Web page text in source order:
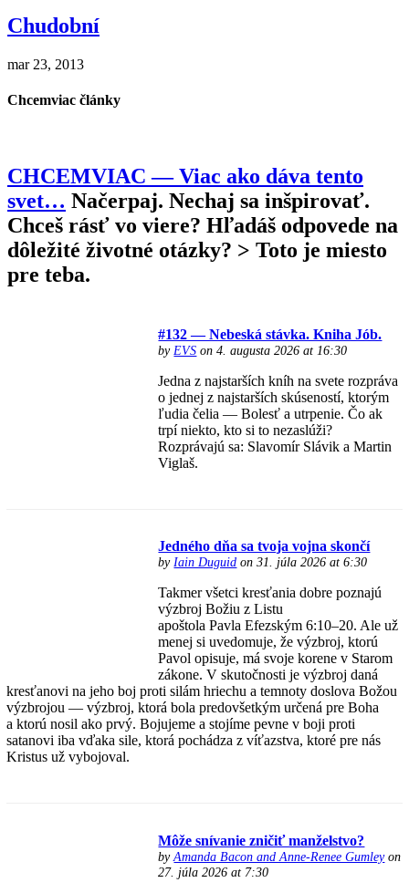
Chudobní
mar 23, 2013
Chcemviac články
CHCEMVIAC — Viac ako dáva tento
svet… Načerpaj. Nechaj sa inšpirovať.
Chceš rásť vo viere? Hľadáš odpovede na
dôležité životné otázky? > Toto je miesto
pre teba.
#132 — Nebeská stávka. Kniha Jób.
byEVS on 4. augusta 2026 at 16:30
Jedna z najstarších kníh na svete rozpráva
o jednej z najstarších skúseností, ktorým
ľudia čelia — Bolesť a utrpenie. Čo ak
trpí niekto, kto si to nezaslúži?
Rozprávajú sa: Slavomír Slávik a Martin
Viglaš.
Jedného dňa sa tvoja vojna skončí
byIain Duguid on 31. júla 2026 at 6:30
Takmer všetci kresťania dobre poznajú
výzbroj Božiu z Listu
apoštola Pavla Efezským 6:10–20. Ale už
menej si uvedomuje, že výzbroj, ktorú
Pavol opisuje, má svoje korene v Starom
zákone. V skutočnosti je výzbroj daná
kresťanovi na jeho boj proti silám hriechu a temnoty doslova Božou
výzbrojou — výzbroj, ktorá bola predovšetkým určená pre Boha
a ktorú nosil ako prvý. Bojujeme a stojíme pevne v boji proti
satanovi iba vďaka sile, ktorá pochádza z víťazstva, ktoré pre nás
Kristus už vybojoval.
Môže snívanie zničiť manželstvo?
byAmanda Bacon and Anne-Renee Gumleyon
27. júla 2026 at 7:30